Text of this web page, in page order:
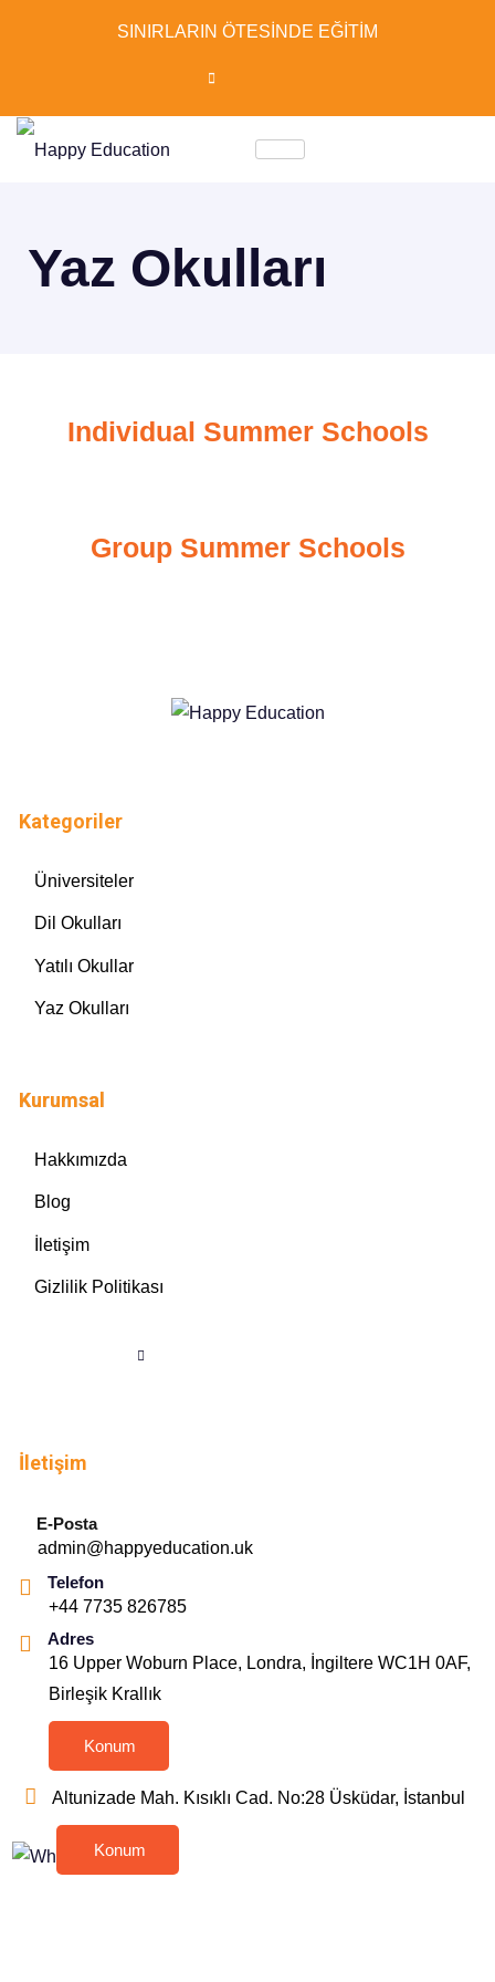
SINIRLARIN ÖTESİNDE EĞİTİM
Yaz Okulları
Individual Summer Schools
Group Summer Schools
Kategoriler
Üniversiteler
Dil Okulları
Yatılı Okullar
Yaz Okulları
Kurumsal
Hakkımızda
Blog
İletişim
Gizlilik Politikası
İletişim
E-Posta
admin@happyeducation.uk
Telefon
+44 7735 826785
Adres
16 Upper Woburn Place, Londra, İngiltere WC1H 0AF,
Birleşik Krallık
Konum
Altunizade Mah. Kısıklı Cad. No:28 Üsküdar, İstanbul
Konum